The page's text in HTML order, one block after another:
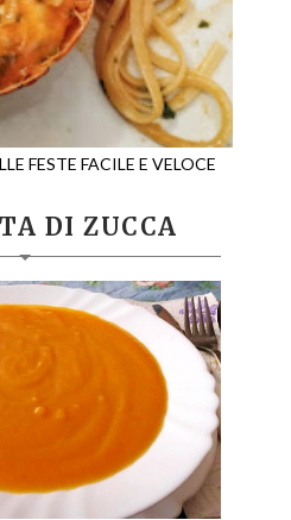
FESTE FACILE E VELOCE
DI ZUCCA